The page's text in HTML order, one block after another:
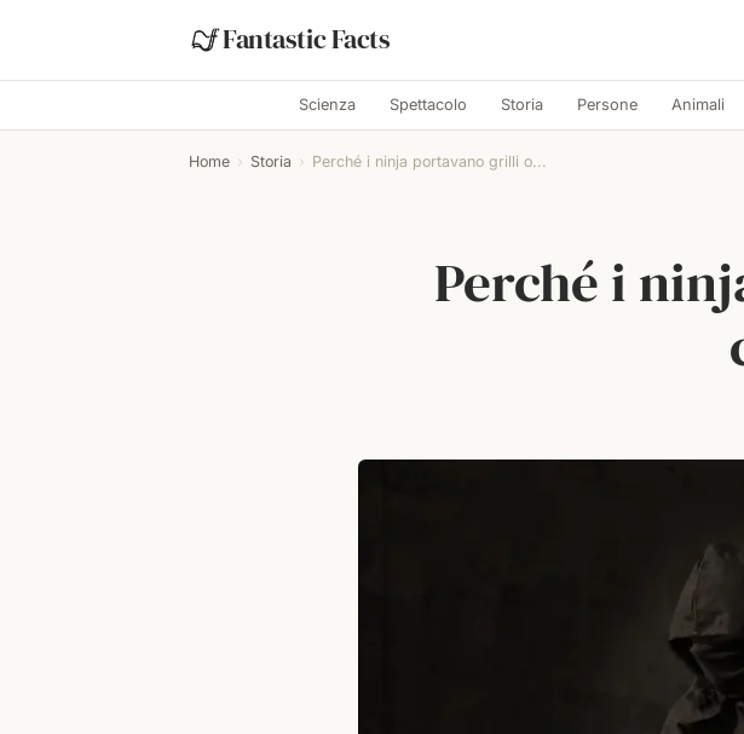
Fantastic Facts
Scienza Spettacolo Storia Persone Animali
Home › Storia › Perché i ninja portavano grilli o...
Perché i